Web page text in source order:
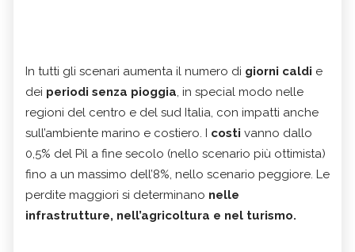
In tutti gli scenari aumenta il numero di giorni caldi e
dei periodi senza pioggia, in special modo nelle
regioni del centro e del sud Italia, con impatti anche
sull’ambiente marino e costiero. I costi vanno dallo
0,5% del Pil a fine secolo (nello scenario più ottimista)
fino a un massimo dell’8%, nello scenario peggiore. Le
perdite maggiori si determinano nelle
infrastrutture, nell’agricoltura e nel turismo.